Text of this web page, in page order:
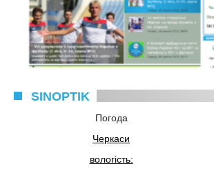
SINOPTIK
Погода
Черкаси
вологість: